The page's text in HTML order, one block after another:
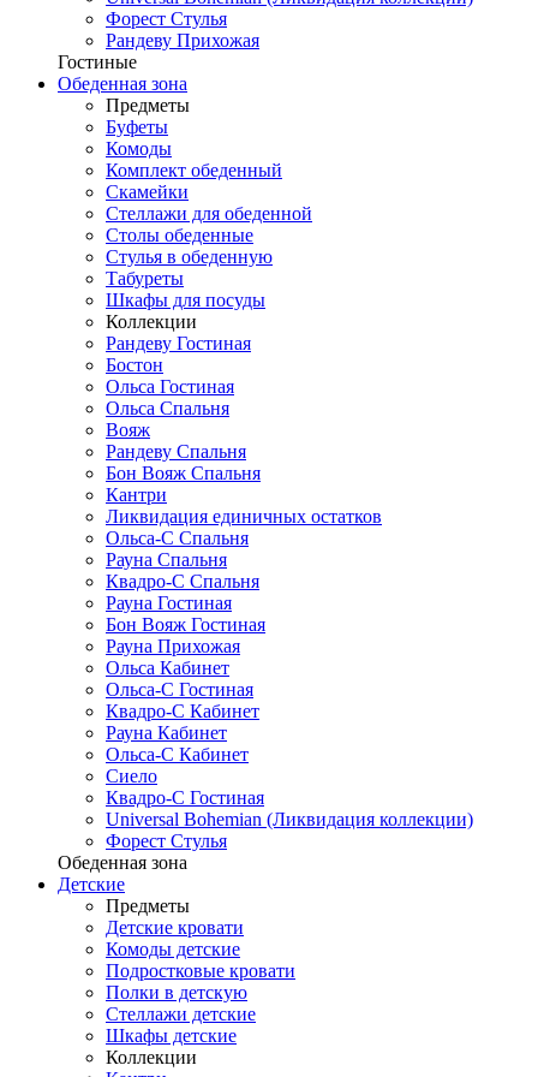
Форест Стулья
Рандеву Прихожая
Гостиные
Обеденная зона
Предметы
Буфеты
Комоды
Комплект обеденный
Скамейки
Стеллажи для обеденной
Столы обеденные
Стулья в обеденную
Табуреты
Шкафы для посуды
Коллекции
Рандеву Гостиная
Бостон
Ольса Гостиная
Ольса Спальня
Вояж
Рандеву Спальня
Бон Вояж Спальня
Кантри
Ликвидация единичных остатков
Ольса-С Спальня
Рауна Спальня
Квадро-С Спальня
Рауна Гостиная
Бон Вояж Гостиная
Рауна Прихожая
Ольса Кабинет
Ольса-С Гостиная
Квадро-С Кабинет
Рауна Кабинет
Ольса-С Кабинет
Сиело
Квадро-С Гостиная
Universal Bohemian (Ликвидация коллекции)
Форест Стулья
Обеденная зона
Детские
Предметы
Детские кровати
Комоды детские
Подростковые кровати
Полки в детскую
Стеллажи детские
Шкафы детские
Коллекции